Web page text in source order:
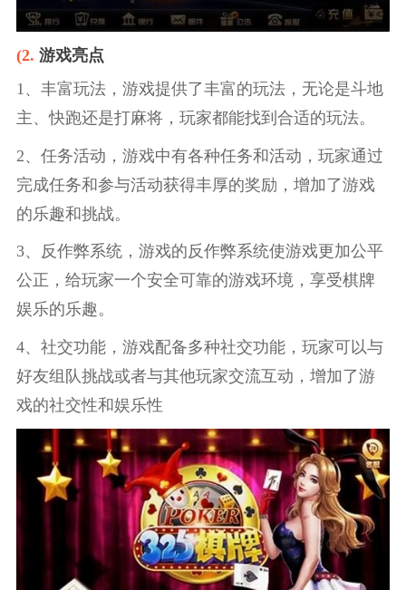
(2. 游戏亮点
1、丰富玩法，游戏提供了丰富的玩法，无论是斗地
主、快跑还是打麻将，玩家都能找到合适的玩法。
2、任务活动，游戏中有各种任务和活动，玩家通过
完成任务和参与活动获得丰厚的奖励，增加了游戏
的乐趣和挑战。
3、反作弊系统，游戏的反作弊系统使游戏更加公平
公正，给玩家一个安全可靠的游戏环境，享受棋牌
娱乐的乐趣。
4、社交功能，游戏配备多种社交功能，玩家可以与
好友组队挑战或者与其他玩家交流互动，增加了游
戏的社交性和娱乐性